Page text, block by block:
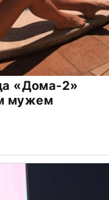
«Дома-2»
мужем